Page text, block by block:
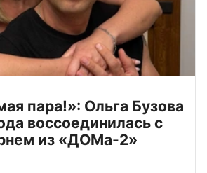
пара!»: Ольга Бузова
воссоединилась с
из «ДОМа-2»